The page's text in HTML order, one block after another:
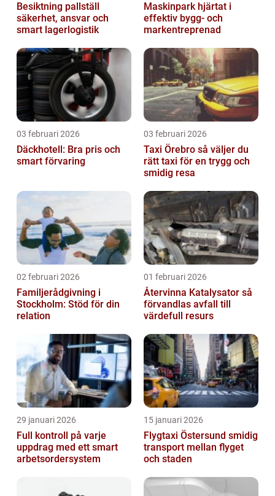
Besiktning pallställ
säkerhet, ansvar och
smart lagerlogistik
Maskinpark hjärtat i
effektiv bygg- och
markentreprenad
03 februari 2026
Däckhotell: Bra pris och
smart förvaring
03 februari 2026
Taxi Örebro så väljer du
rätt taxi för en trygg och
smidig resa
02 februari 2026
Familjerådgivning i
Stockholm: Stöd för din
relation
01 februari 2026
Återvinna Katalysator så
förvandlas avfall till
värdefull resurs
29 januari 2026
Full kontroll på varje
uppdrag med ett smart
arbetsordersystem
15 januari 2026
Flygtaxi Östersund smidig
transport mellan flyget
och staden